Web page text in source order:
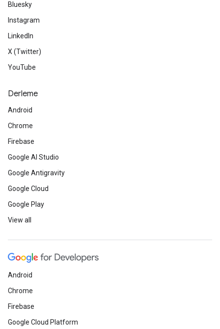
Bluesky
Instagram
LinkedIn
X (Twitter)
YouTube
Derleme
Android
Chrome
Firebase
Google AI Studio
Google Antigravity
Google Cloud
Google Play
View all
Android
Chrome
Firebase
Google Cloud Platform